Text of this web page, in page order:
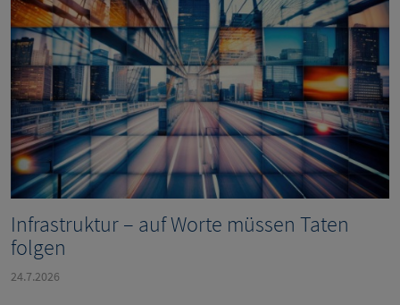
Infrastruktur – auf Worte müssen Taten
folgen
24.7.2026